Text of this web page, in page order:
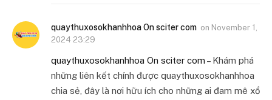
quaythuxosokhanhhoa On sciter com on November 1,
2024 23:29
quaythuxosokhanhhoa On sciter com – Khám phá
những liên kết chính được quaythuxosokhanhhoa
chia sẻ, đây là nơi hữu ích cho những ai đam mê xổ